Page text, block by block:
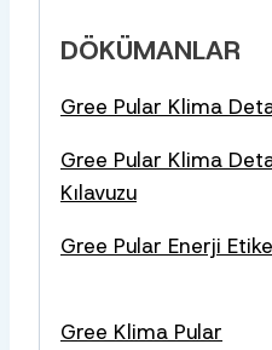
DÖKÜMANLAR
Gree Pular Klima
Gree Pular Klima
Kılavuzu
Gree Pular Enerji
Gree Klima Pular